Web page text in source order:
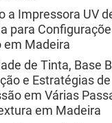
a Impressora UV
para
em Madeira
de Tinta, Base
e Estratégias de
em Várias
em Madeira